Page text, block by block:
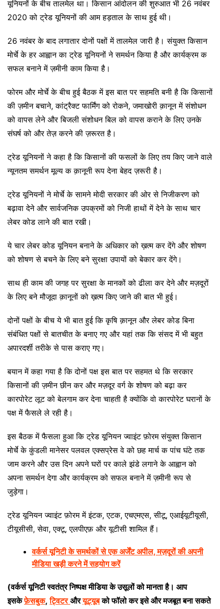
यूनियनों के बीच तालमेल था। किसान आंदोलन की शुरुआत भी 26 नवंबर
2020 को ट्रेड यूनियनों की आम हड़ताल के साथ हुई थी।
26 नवंबर के बाद लगातार दोनों पक्षों में तालमेल जारी है। संयुक्त किसान
मोर्चे के हर आह्वान का ट्रेड यूनियनों ने समर्थन किया है और कार्यक्रम क
सफल बनाने में ज़मीनी काम किया है।
फोरम और मोर्चे के बीच हुई बैठक में इस बात पर सहमति बनी है कि किसानों
की ज़मीन बचाने, कांट्रैक्ट फार्मिंग को रोकने, जमाखोरी क़ानून में संशोधन
को वापस लेने और बिजली संशोधन बिल को वापस कराने के लिए उनके
संघर्ष को और तेज़ करने की ज़रूरत है।
ट्रेड यूनियनों ने कहा है कि किसानों की फसलों के लिए तय किए जाने वाले
न्यूनतम समर्थन मूल्य क क़ानूनी रूप देना बेहद ज़रूरी है।
ट्रेड यूनियनों ने मोर्चे के सामने मोदी सरकार की ओर से निजीकरण को
बढ़ावा देने और सार्वजनिक उपक्रमों को निजी हाथों में देने के साथ चार
लेबर कोड लाने की बात रखी।
ये चार लेबर कोड यूनियन बनाने के अधिकार को ख़त्म कर देंगे और शोषण
को शोषण से बचने के लिए बने सुरक्षा उपायों को बेकार कर देंगे।
साथ ही काम की जगह पर सुरक्षा के मानकों को ढीला कर देने और मज़दूरों
के लिए बने मौजूदा क़ानूनों को ख़त्म किए जाने की बात भी हुई।
दोनों पक्षों के बीच ये भी बात हुई कि कृषि क़ानून और लेबर कोड बिना
संबंधित पक्षों से बातचीत के बनाए गए और यहां तक कि संसद में भी बहुत
अपारदर्शी तरीके से पास कराए गए।
बयान में कहा गया है कि दोनों पक्ष इस बात पर सहमत थे कि सरकार
किसानों की ज़मीन छीन कर और मज़दूर वर्ग के शोषण को बढ़ा कर
कारपोरेट लूट को बेलगाम कर देना चाहती है क्योंकि वो कारपोरेट घरानों के
पक्ष में फैसले ले रही है।
इस बैठक में फैसला हुआ कि ट्रेड यूनियन ज्वाइंट फ़ोरम संयुक्त किसान
मोर्चे के कुंडली मानेसर पलवल एक्सप्रेस वे को छह मार्च क पांच घंटे तक
जाम करने और उस दिन अपने घरों पर काले झंडे लगाने के आह्वान को
अपना समर्थन देगा और कार्यक्रम को सफल बनाने में ज़मीनी रूप से
जुड़ेगा।
ट्रेड यूनियन ज्वाइंट फ़ोरम में इंटक, एटक, एचएमएस, सीटू, एआईयूटीयूसी,
टीयूसीसी, सेवा, एक्टू, एलपीएफ़ और यूटीसी शामिल हैं।
वर्कर्स यूनिटी के समर्थकों से एक अर्जेंट अपील, मज़दूरों की अपनी
मीडिया खड़ी करने में सहयोग करें
(वर्कर्स यूनिटी स्वतंत्र निष्पक्ष मीडिया के उसूलों को मानता है। आप
इसकेफ़ेसबुक,ट्विटर औरयूट्यूब को फॉलो कर इसे और मजबूत बना सकते